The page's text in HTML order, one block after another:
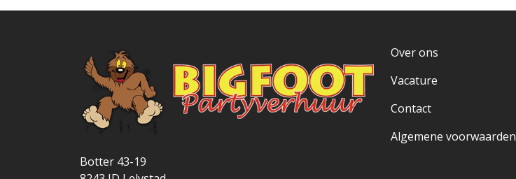
Botter 43-19
Over ons
Vacature
Contact
Algemene voorwaarden